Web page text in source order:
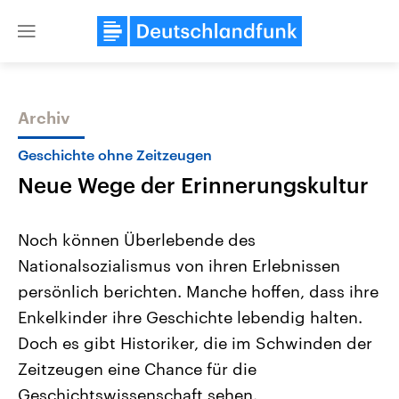
Close
Themen
Landtagswahl Sachsen-Anhalt
2026
Alle Informationen
Sachsen-Anhalt wählt am 6.
September 2026 einen neuen
Landtag. Seit 2021 wird das
Bundesland von einer Koalition aus
USA
Aktuelle Beiträge,
Hintergründe
Wirtschaftlich und
gehören die Vereinigten
mit großem Einfluss auf
Archiv
Geschichte ohne Zeitzeugen
Neue Wege der Erinnerungskultur
Noch können Überlebende des
Nationalsozialismus von ihren Erlebnissen
persönlich berichten. Manche hoffen, dass ihre
Enkelkinder ihre Geschichte lebendig halten.
Doch es gibt Historiker, die im Schwinden der
Zeitzeugen eine Chance für die
Geschichtswissenschaft sehen.